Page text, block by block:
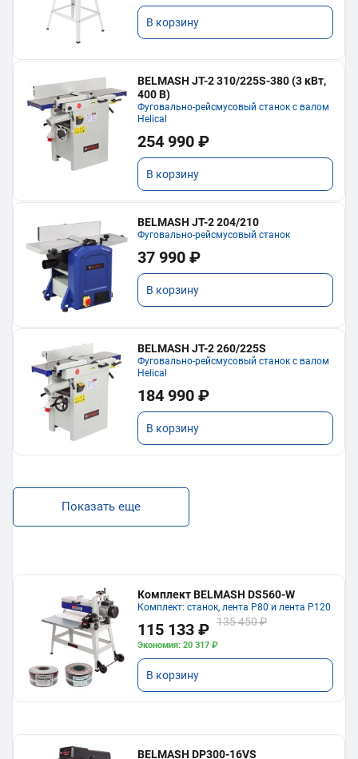
В корзину
BELMASH JT-2 310/225S-380 (3 кВт,
400 В)
Фуговально-рейсмусовый станок с валом
Helical
254 990 ₽
В корзину
BELMASH JT-2 204/210
Фуговально-рейсмусовый станок
37 990 ₽
В корзину
BELMASH JT-2 260/225S
Фуговально-рейсмусовый станок с валом
Helical
184 990 ₽
В корзину
Показать еще
Комплект BELMASH DS560-W
Комплект: станок, лента P80 и лента P120
115 133 ₽ 135 450 ₽
Экономия: 20 317 ₽
В корзину
BELMASH DP300-16VS